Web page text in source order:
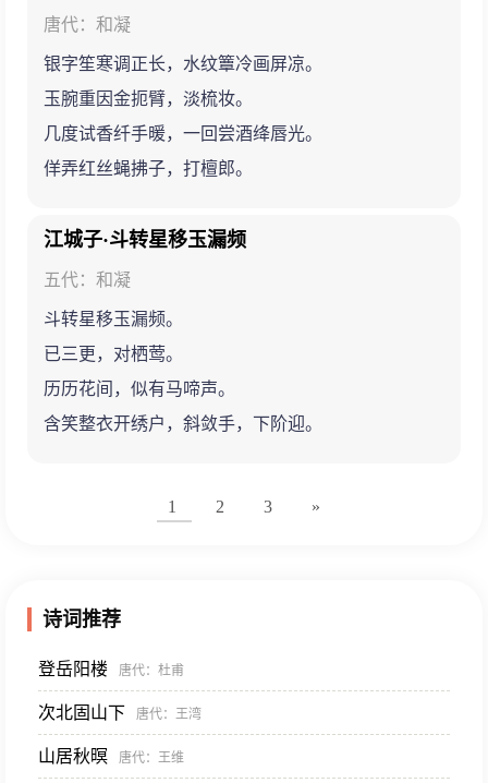
唐代：和凝
银字笙寒调正长，水纹簟冷画屏凉。
玉腕重因金扼臂，淡梳妆。
几度试香纤手暖，一回尝酒绛唇光。
佯弄红丝蝇拂子，打檀郎。
江城子·斗转星移玉漏频
五代：和凝
斗转星移玉漏频。
已三更，对栖莺。
历历花间，似有马啼声。
含笑整衣开绣户，斜敛手，下阶迎。
1 2 3 »
诗词推荐
登岳阳楼 唐代：杜甫
次北固山下 唐代：王湾
山居秋暝 唐代：王维